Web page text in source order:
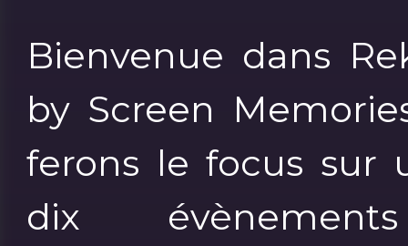
Bienvenue dans
by Screen
ferons le focus sur
dix